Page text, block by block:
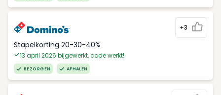
+3
Stapelkorting 20-30-40%
13 april 2026 bijgewerkt, code werkt!
BEZORGEN AFHALEN